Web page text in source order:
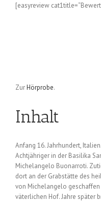
[easyreview
ZurHörprobe.
Inhalt
Anfang 16. Jahrhundert,
Achtjähriger in der Basilika
Michelangelo Buonarroti.
dort an der Grabstätte des
von Michelangelo
väterlichen Hof. Jahre später